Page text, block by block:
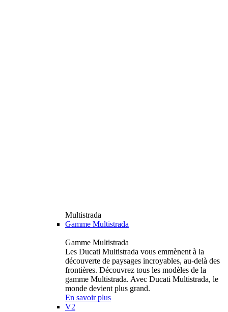
Multistrada
Gamme Multistrada
Gamme Multistrada
Les Ducati Multistrada vous emmènent à la
découverte de paysages incroyables, au-delà des
frontières. Découvrez tous les modèles de la
gamme Multistrada. Avec Ducati Multistrada, le
monde devient plus grand.
En savoir plus
V2